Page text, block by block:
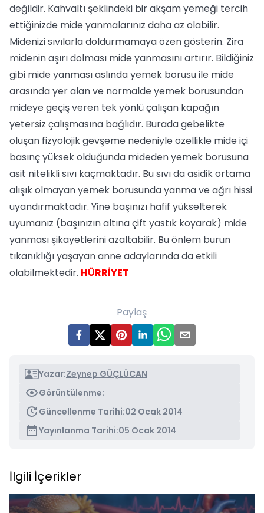
değildir. Kahvaltı şeklindeki bir akşam yemeği tercih
ettiğinizde mide yanmalarınız daha az olabilir.
Midenizi sıvılarla doldurmamaya özen gösterin. Zira
midenin aşırı dolması mide yanmasını artırır. Bildiğiniz
gibi mide yanması aslında yemek borusu ile mide
arasında yer alan ve normalde yemek borusundan
mideye geçiş veren tek yönlü çalışan kapağın
yetersiz çalışmasına bağlıdır. Burada gebelikte
oluşan fizyolojik gevşeme nedeniyle özellikle mide içi
basınç yüksek olduğunda mideden yemek borusuna
asit nitelikli sıvı kaçmaktadır. Bu sıvı da asidik ortama
alışık olmayan yemek borusunda yanma ve ağrı hissi
uyandırmaktadır. Yine başınızı hafif yükselterek
uyumanız (başınızın altına çift yastık koyarak) mide
yanması şikayetlerini azaltabilir. Bu önlem burun
tıkanıklığı yaşayan anne adaylarında da etkili
olabilmektedir. HÜRRİYET
Paylaş
Yazar:Zeynep GÜÇLÜCAN
Görüntülenme:
Güncellenme Tarihi:02 Ocak 2014
Yayınlanma Tarihi:05 Ocak 2014
İlgili İçerikler